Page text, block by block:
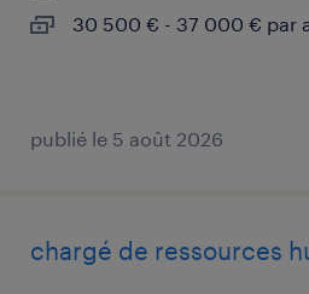
30 500 € - 37 000 € par
publié le 5 août 2026
chargé de ressources